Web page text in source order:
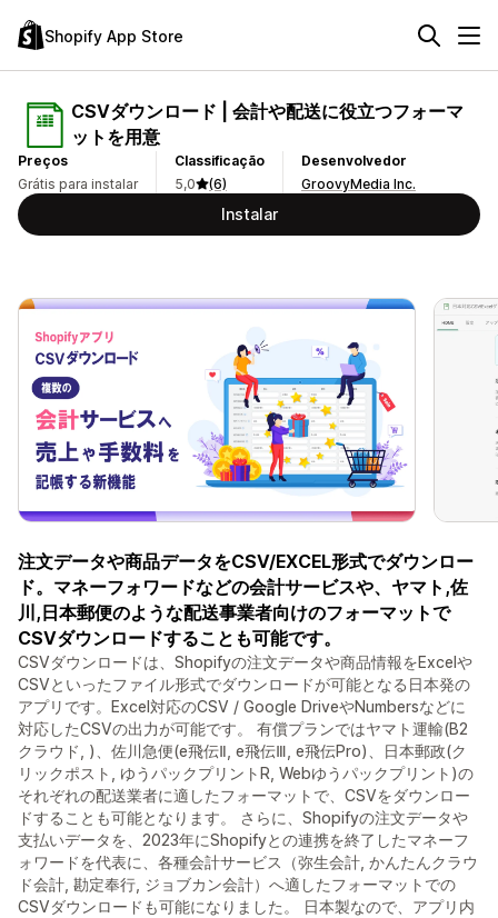
Shopify App Store
CSVダウンロード | 会計や配送に役立つフォーマ
ットを用意
Preços
Grátis para instalar
Classificação
5,0
(6)
Desenvolvedor
GroovyMedia Inc.
Instalar
注文データや商品データをCSV/EXCEL形式でダウンロー
ド。マネーフォワードなどの会計サービスや、ヤマト,佐
川,日本郵便のような配送事業者向けのフォーマットで
CSVダウンロードすることも可能です。
CSVダウンロードは、Shopifyの注文データや商品情報をExcelや
CSVといったファイル形式でダウンロードが可能となる日本発の
アプリです。Excel対応のCSV / Google DriveやNumbersなどに
対応したCSVの出力が可能です。 有償プランではヤマト運輸(B2
クラウド, )、佐川急便(e飛伝Ⅱ, e飛伝Ⅲ, e飛伝Pro)、日本郵政(ク
リックポスト, ゆうパックプリントR, Webゆうパックプリント)の
それぞれの配送業者に適したフォーマットで、CSVをダウンロー
ドすることも可能となります。 さらに、Shopifyの注文データや
支払いデータを、2023年にShopifyとの連携を終了したマネーフ
ォワードを代表に、各種会計サービス（弥生会計, かんたんクラウ
ド会計, 勘定奉行, ジョブカン会計）へ適したフォーマットでの
CSVダウンロードも可能になりました。 日本製なので、アプリ内